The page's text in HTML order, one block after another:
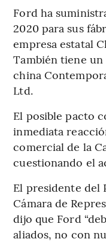
Ford ha
2020 para sus
empresa estatal
También tiene
china
Ltd.
El posible pacto
inmediata
comercial de la
cuestionando el
El presidente del
Cámara de
dijo que Ford
aliados, no con